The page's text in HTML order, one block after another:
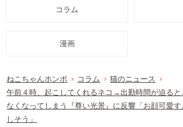
コラム
漫画
ねこちゃんホンポ コラム
猫のニュース
午前４時、起こしてくれるネコ→出勤時間が迫る
なくなってしまう『尊い光景』に反響「お顔可愛す
しそう」